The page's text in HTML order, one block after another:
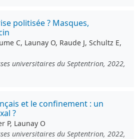
politisée ? Masques,
C, Launay O, Raude J, Schultz E,
universitaires du Septentrion, 2022,
et le confinement : un
?
P, Launay O
universitaires du Septentrion, 2022,